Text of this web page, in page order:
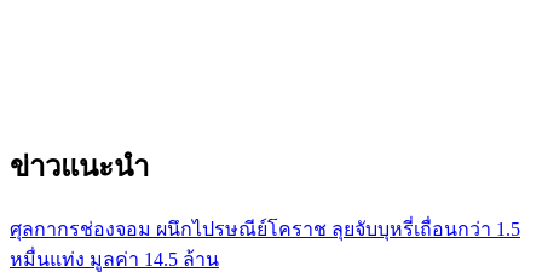
ข่าวแนะนำ
ศุลกากรช่องจอม ผนึกไปรษณีย์โคราช ลุยจับบุหรี่เถื่อนกว่า 1.5
หมื่นแท่ง มูลค่า 14.5 ล้าน